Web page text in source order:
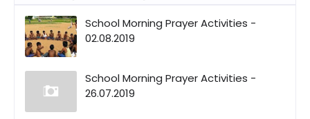
School Morning Prayer Activities -
02.08.2019
School Morning Prayer Activities -
26.07.2019